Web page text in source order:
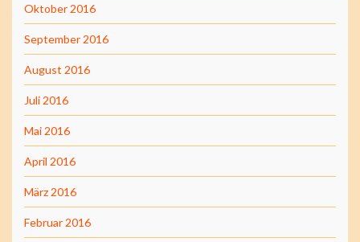
Oktober 2016
September 2016
August 2016
Juli 2016
Mai 2016
April 2016
März 2016
Februar 2016